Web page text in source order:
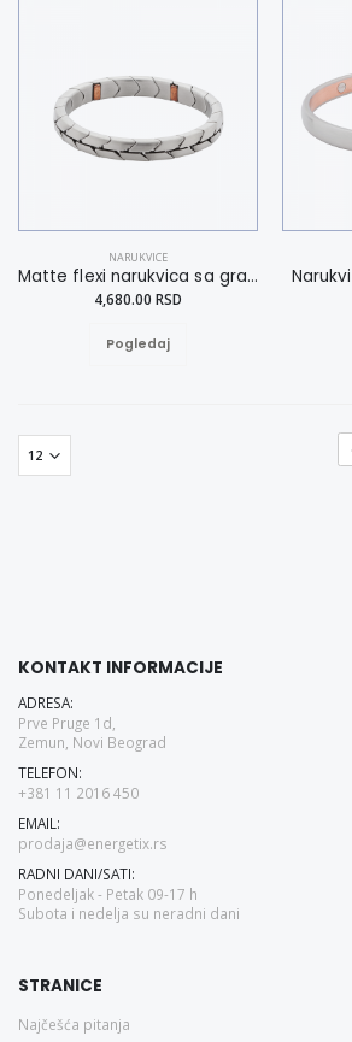
NARUKVICE
Matte flexi narukvica sa grafičkom šarom XL
4,680.00 RSD
Pogledaj
KONTAKT INFORMACIJE
ADRESA:
Prve Pruge 1d,
Zemun, Novi Beograd
TELEFON:
+381 11 2016 450
EMAIL:
prodaja@energetix.rs
RADNI DANI/SATI:
Ponedeljak - Petak 09-17 h
Subota i nedelja su neradni dani
STRANICE
Najčešća pitanja